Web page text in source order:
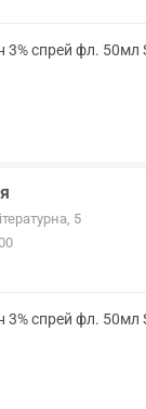
3% спрей фл. 50мл
5
3% спрей фл. 50мл